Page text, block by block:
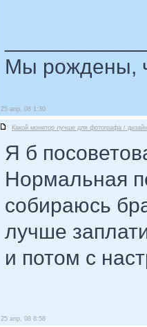
Мы рождены,
25 апр, 08 1:30
Какой монитор лучше для фотографа /
Я б
Нормальная
собираюсь
лучше
и потом с
25 апр, 08 8:58